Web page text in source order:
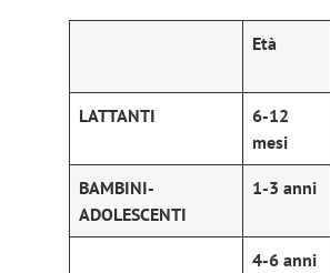
Età
LATTANTI
6-12
mesi
BAMBINI-
ADOLESCENTI
1-3 anni
4-6 anni